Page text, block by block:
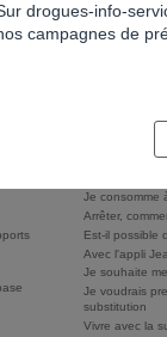
LES
Comment
Je consomme
Arrêter,
Est-il possible
Avec l'appli
Je souhaite
Je voudrais
substitution
Vivre avec la
drogues-info-
campagnes de